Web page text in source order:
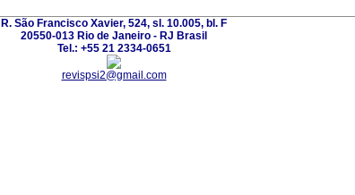
R. São Francisco Xavier, 524, sl. 10.005, bl. F
20550-013 Rio de Janeiro - RJ Brasil
Tel.: +55 21 2334-0651
revispsi2@gmail.com